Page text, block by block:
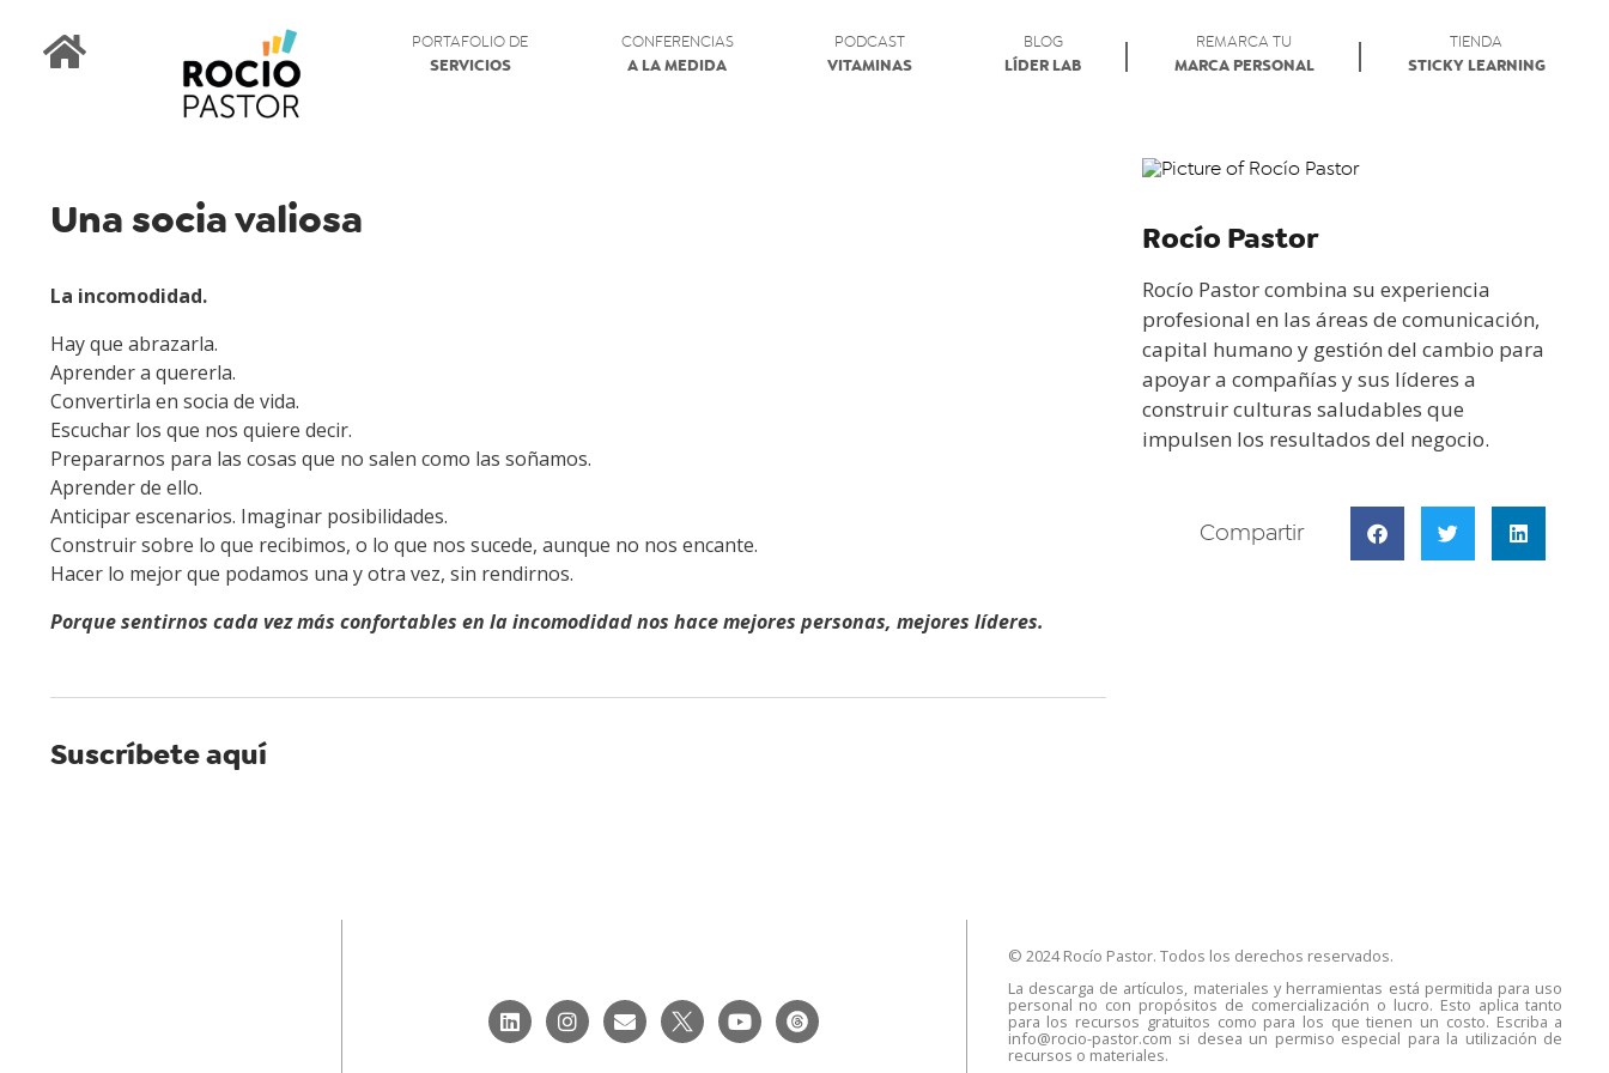
PORTAFOLIO DE
SERVICIOS
CONFERENCIAS
A LA MEDIDA
PODCAST
VITAMINAS
BLOG
LÍDER LAB
REMARCA TU
MARCA PERSONAL
TIENDA
STICKY LEARNING
Una socia valiosa
La incomodidad.
Hay que abrazarla.
Aprender a quererla.
Convertirla en socia de vida.
Escuchar los que nos quiere decir.
Prepararnos para las cosas que no salen como las soñamos.
Aprender de ello.
Anticipar escenarios. Imaginar posibilidades.
Construir sobre lo que recibimos, o lo que nos sucede, aunque no nos encante.
Hacer lo mejor que podamos una y otra vez, sin rendirnos.
Porque sentirnos cada vez más confortables en la incomodidad nos hace mejores personas, mejores líderes.
Suscríbete aquí
Rocío Pastor
Rocío Pastor combina su experiencia
profesional en las áreas de comunicación,
capital humano y gestión del cambio para
apoyar a compañías y sus líderes a
construir culturas saludables que
impulsen los resultados del negocio.
Compartir
© 2024 Rocío Pastor. Todos los derechos reservados.
La descarga de artículos, materiales y herramientas está permitida para uso
personal no con propósitos de comercialización o lucro. Esto aplica tanto
para los recursos gratuitos como para los que tienen un costo. Escriba a
info@rocio-pastor.com si desea un permiso especial para la utilización de
recursos o materiales.